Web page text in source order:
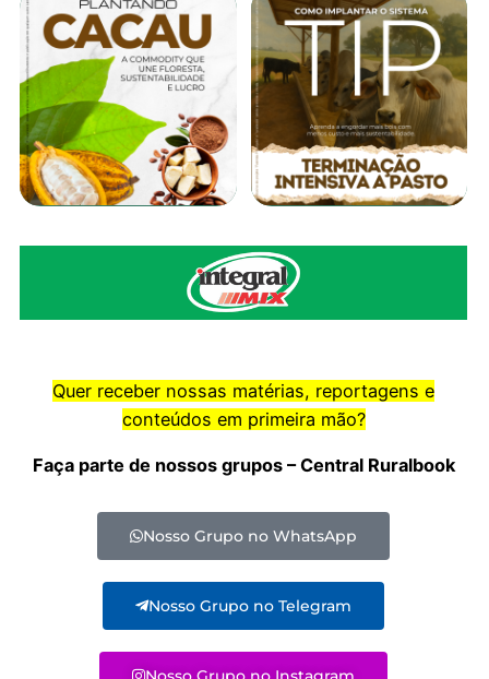
Quer receber nossas matérias, reportagens e
conteúdos em primeira mão?
Faça parte de nossos grupos – Central Ruralbook
Nosso Grupo no WhatsApp
Nosso Grupo no Telegram